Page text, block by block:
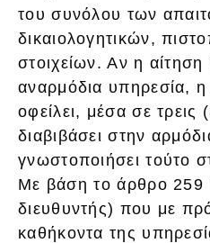
του συνόλου των
δικαιολογητικών,
στοιχείων. Αν η
αναρμόδια υπηρεσία,
οφείλει, μέσα σε τρεις
διαβιβάσει στην
γνωστοποιήσει τούτο
Με βάση το άρθρο
διευθυντής) που με
καθήκοντα της